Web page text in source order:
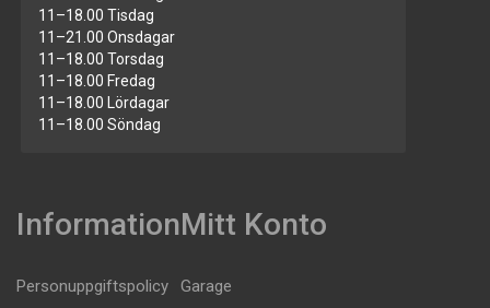
11–18.00 Tisdag
11–21.00 Onsdagar
11–18.00 Torsdag
11–18.00 Fredag
11–18.00 Lördagar
11–18.00 Söndag
Information
Personuppgiftspolicy
Mitt Konto
Garage